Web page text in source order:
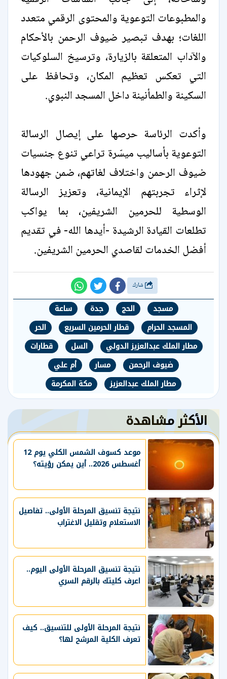
والمطبوعات التوعوية والمحتوى الرقمي متعدد
اللغات؛ بهدف تبصير ضيوف الرحمن بالأحكام
والآداب المتعلقة بالزيارة، وترسيخ السلوكيات
التي تعكس تعظيم المكان، وتحافظ على
السكينة والطمأنينة داخل المسجد النبوي.
وأكدت الرئاسة حرصها على إيصال الرسالة
التوعوية بأساليب ميسّرة تراعي تنوع جنسيات
ضيوف الرحمن واختلاف لغاتهم، ضمن جهودها
لإثراء تجربتهم الإيمانية، وتعزيز الرسالة
الوسطية للحرمين الشريفين، بما يواكب
تطلعات القيادة الرشيدة -أيدها الله- في تقديم
أفضل الخدمات لقاصدي الحرمين الشريفين.
مسجد الحج جدة
ساعة
المسجد الحرام
قطار الحرمين السريع
الحر
مطار الملك عبدالعزيز الدولي
السل
قطارات
ضيوف الرحمن
مسار
أم علي
مطار الملك عبدالعزيز
مكة المكرمة
الأكثر مشاهدة
موعد كسوف الشمس الكلي يوم 12
أغسطس 2026.. أين يمكن رؤيته؟
نتيجة تنسيق المرحلة الأولى.. تفاصيل
الاستعلام وتقليل الاغتراب
نتيجة تنسيق المرحلة الأولى اليوم..
اعرف كليتك بالرقم السري
نتيجة المرحلة الأولى للتنسيق.. كيف
تعرف الكلية المرشح لها؟